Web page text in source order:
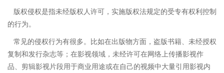
版权侵权是指未经版权人许可，实施版权法规定的受专有权利控制
的行为。
常见的侵权行为有很多。比如在出版物方面，盗版书籍、未经授权
复制和发行杂志等；在影视领域，未经许可在网络上传播影视作
品、剪辑影视片段用于商业用途或在自己的视频中大量引用影视内